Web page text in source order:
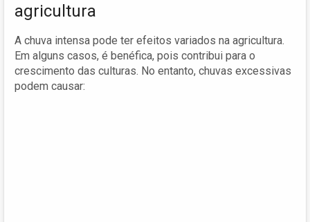
agricultura
A chuva intensa pode ter efeitos variados na agricultura.
Em alguns casos, é benéfica, pois contribui para o
crescimento das culturas. No entanto, chuvas excessivas
podem causar: